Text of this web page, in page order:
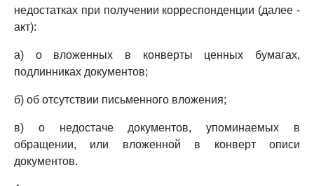
недостатках при получении корреспонденции (далее -
акт):
а) о вложенных в конверты ценных бумагах,
подлинниках документов;
б) об отсутствии письменного вложения;
в) о недостаче документов, упоминаемых в
обращении, или вложенной в конверт описи
документов.